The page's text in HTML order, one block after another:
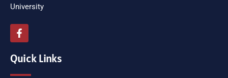
University
Quick Links